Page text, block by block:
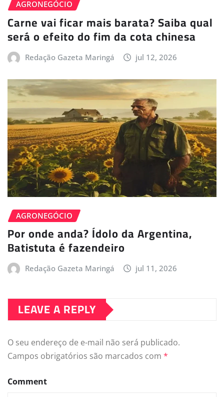
AGRONEGÓCIO
Carne vai ficar mais barata? Saiba qual
será o efeito do fim da cota chinesa
Redação Gazeta Maringá jul 12, 2026
AGRONEGÓCIO
Por onde anda? Ídolo da Argentina,
Batistuta é fazendeiro
Redação Gazeta Maringá jul 11, 2026
LEAVE A REPLY
O seu endereço de e-mail não será publicado.
Campos obrigatórios são marcados com *
Comment